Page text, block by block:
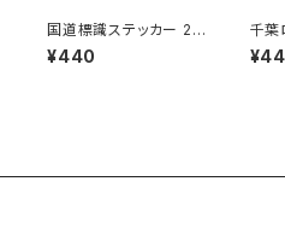
国道標識ステッカー 24
7号線
¥440
千葉
テッ